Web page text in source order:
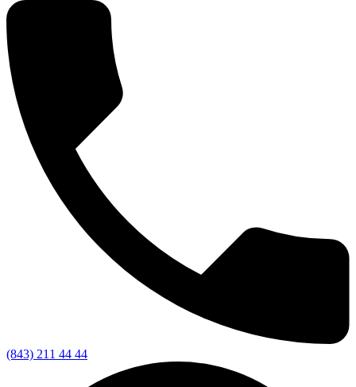
(843) 211 44 44